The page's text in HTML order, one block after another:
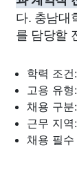
다. 충남대
를 담당할
학력 조
고용 유형
채용 구
근무 지역
채용 필